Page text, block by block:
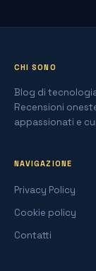
CHI SONO
Blog di
Recensioni
appassionati e
NAVIGAZIONE
Privacy Policy
Cookie policy
Contatti